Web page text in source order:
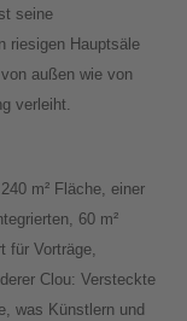
seine
riesigen Hauptsäle
außen wie von
verleiht.
m² Fläche, einer
60 m²
für Vorträge,
Clou: Versteckte
was Künstlern und